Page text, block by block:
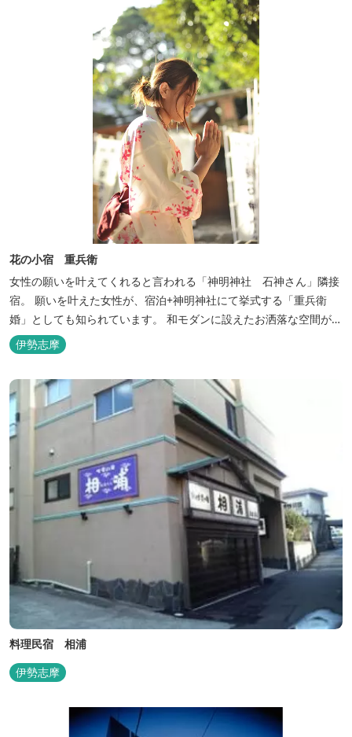
れた「しあわせの海」です。...
花の小宿 重兵衛
女性の願いを叶えてくれると言われる「神明神社 石神さん」隣接
宿。 願いを叶えた女性が、宿泊+神明神社にて挙式する「重兵衛
婚」としても知られています。 和モダンに設えたお洒落な空間が女
性に人気。
伊勢志摩
料理民宿 相浦
伊勢志摩